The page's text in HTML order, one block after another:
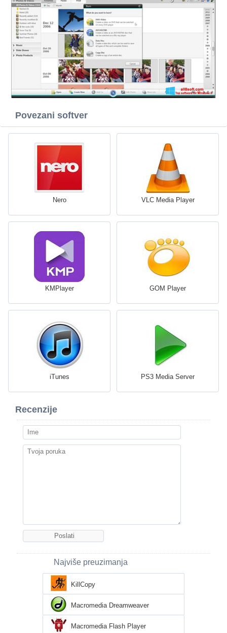
Povezani softver
Nero VLC Media Player
KMPlayer GOM Player
iTunes PS3 Media Server
Recenzije
Najviše preuzimanja
KillCopy
Macromedia Dreamweaver
Macromedia Flash Player